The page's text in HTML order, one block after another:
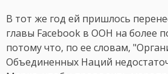
В тот же год ей пришлось
главы Facebook в ООН на более
потому что, по ее словам,
Объединенных Наций